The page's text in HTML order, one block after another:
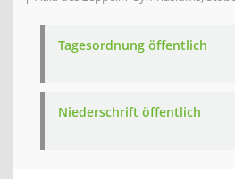
Tagesordnung öffentlich
Niederschrift öffentlich